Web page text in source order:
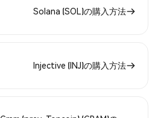
Solana (SOL)の購入方法
Injective (INJ)の購入方法